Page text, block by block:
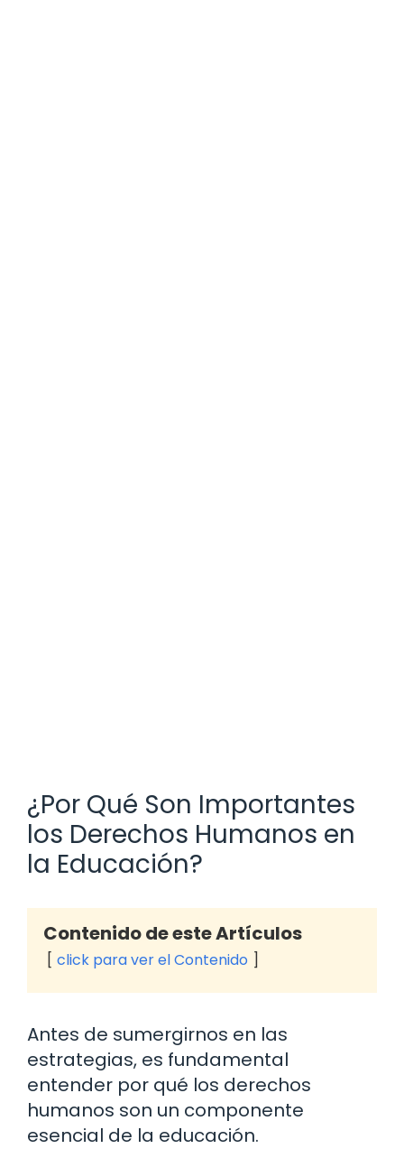
¿Por Qué Son Importantes
los Derechos Humanos en
la Educación?
Contenido de este Artículos
click para ver el Contenido
Antes de sumergirnos en las
estrategias, es fundamental
entender por qué los derechos
humanos son un componente
esencial de la educación.